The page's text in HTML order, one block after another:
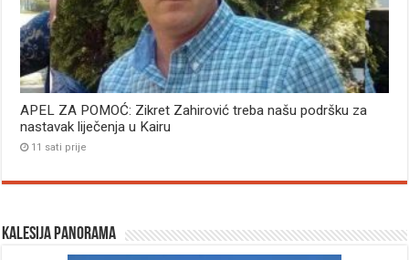
APEL ZA POMOĆ: Zikret Zahirović treba našu podršku za
nastavak liječenja u Kairu
11 sati prije
Kalesija panorama